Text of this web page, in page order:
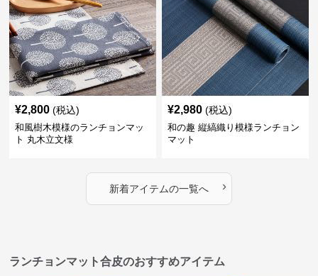
¥2,800 (税込)
和風樹木模様のランチョンマッ
ト 丸木立文様
¥2,980 (税込)
和の趣 縦縞織り模様ランチョン
マット
新着アイテムの一覧へ ›
ランチョンマット合皮のおすすめアイテム